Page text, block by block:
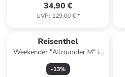
34,90 €
UVP: 129,00 €*
Reisenthel
Weekender "Allrounder M" in
Dunkelblau/ Weiß - (B)40 x
(H)33,5 x (T)24 cm
-13%